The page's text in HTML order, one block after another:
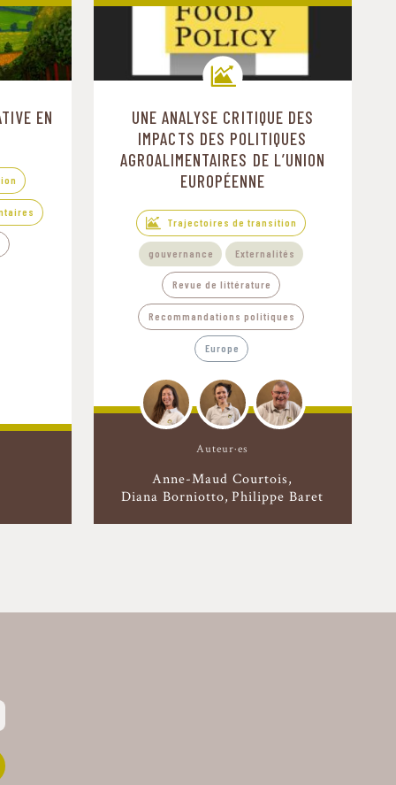
EN
Trajectoires de transition
UNE ANALYSE CRITIQUE DES
IMPACTS DES POLITIQUES
AGROALIMENTAIRES DE L’UNION
EUROPÉENNE
Trajectoires de transition
gouvernance Externalités
Revue de littérature
Recommandations politiques
Europe
Auteur·es
Anne-Maud Courtois
Diana Borniotto Philippe Baret